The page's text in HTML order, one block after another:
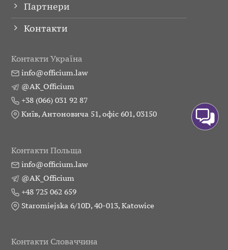
Партнери
Контакти
Контакти Україна
info@officium.law
@AK_Officium
+38 (066) 031 92 87
Київ, Антоновича 51, офіс 601, 03150
Контакти Польща
info@officium.law
@AK_Officium
+48 725 062 659
Staromiejska 6/10D, 40-013, Katowice
Контакти Словаччина